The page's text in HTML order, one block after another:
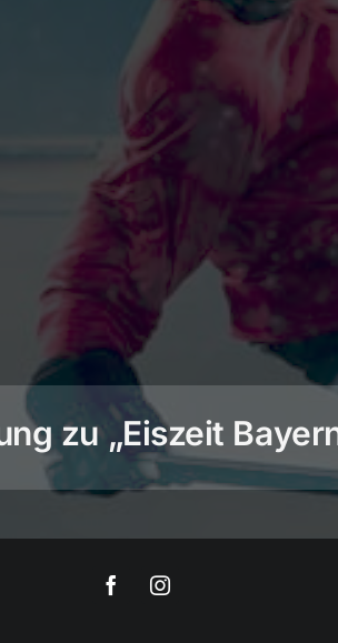
zu „Eiszeit